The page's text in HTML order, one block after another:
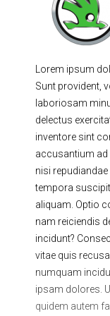
Ходовая часть
Запчасти
Тормозная
Lorem ipsum
Sunt provident,
laboriosam
delectus
inventore sint
accusantium ad
nisi
tempora
aliquam. Optio
nam reiciendis
incidunt?
vitae quis
numquam
ipsam dolores.
quidem autem